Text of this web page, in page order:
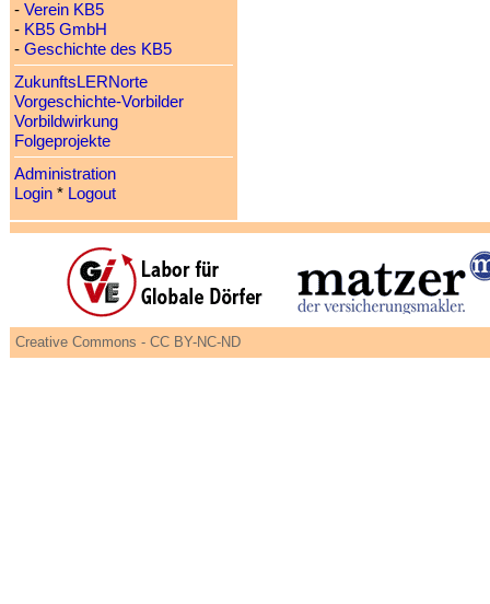
- Verein KB5
- KB5 GmbH
- Geschichte des KB5
ZukunftsLERNorte
Vorgeschichte-Vorbilder
Vorbildwirkung
Folgeprojekte
Administration
Login* Logout
Creative Commons - CC BY-NC-ND